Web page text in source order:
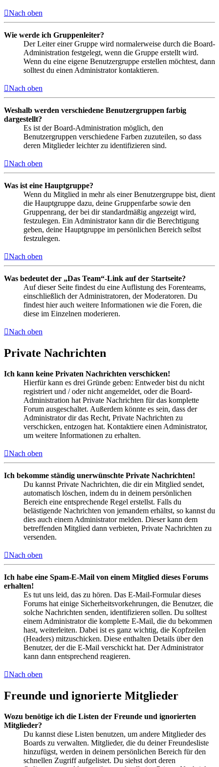
Nach oben
Wie werde ich Gruppenleiter?
Der Leiter einer Gruppe wird normalerweise durch die Board-
Administration festgelegt, wenn die Gruppe erstellt wird.
Wenn du eine eigene Benutzergruppe erstellen möchtest, dann
solltest du einen Administrator kontaktieren.
Nach oben
Weshalb werden verschiedene Benutzergruppen farbig
dargestellt?
Es ist der Board-Administration möglich, den
Benutzergruppen verschiedene Farben zuzuteilen, so dass
deren Mitglieder leichter zu identifizieren sind.
Nach oben
Was ist eine Hauptgruppe?
Wenn du Mitglied in mehr als einer Benutzergruppe bist, dient
die Hauptgruppe dazu, deine Gruppenfarbe sowie den
Gruppenrang, der bei dir standardmäßig angezeigt wird,
festzulegen. Ein Administrator kann dir die Berechtigung
geben, deine Hauptgruppe im persönlichen Bereich selbst
festzulegen.
Nach oben
Was bedeutet der „Das Team“-Link auf der Startseite?
Auf dieser Seite findest du eine Auflistung des Forenteams,
einschließlich der Administratoren, der Moderatoren. Du
findest hier auch weitere Informationen wie die Foren, die
diese im Einzelnen moderieren.
Nach oben
Private Nachrichten
Ich kann keine Privaten Nachrichten verschicken!
Hierfür kann es drei Gründe geben: Entweder bist du nicht
registriert und / oder nicht angemeldet, oder die Board-
Administration hat Private Nachrichten für das komplette
Forum ausgeschaltet. Außerdem könnte es sein, dass der
Administrator dir das Recht, Private Nachrichten zu
verschicken, entzogen hat. Kontaktiere einen Administrator,
um weitere Informationen zu erhalten.
Nach oben
Ich bekomme ständig unerwünschte Private Nachrichten!
Du kannst Private Nachrichten, die dir ein Mitglied sendet,
automatisch löschen, indem du in deinem persönlichen
Bereich eine entsprechende Regel erstellst. Falls du
belästigende Nachrichten von jemandem erhältst, so kannst du
dies auch einem Administrator melden. Dieser kann dem
betreffenden Mitglied dann verbieten, Private Nachrichten zu
versenden.
Nach oben
Ich habe eine Spam-E-Mail von einem Mitglied dieses Forums
erhalten!
Es tut uns leid, das zu hören. Das E-Mail-Formular dieses
Forums hat einige Sicherheitsvorkehrungen, die Benutzer, die
solche Nachrichten senden, identifizieren sollen. Du solltest
einem Administrator die komplette E-Mail, die du bekommen
hast, weiterleiten. Dabei ist es ganz wichtig, die Kopfzeilen
(Headers) mitzuschicken. Diese enthalten Details über den
Benutzer, der die E-Mail verschickt hat. Der Administrator
kann dann entsprechend reagieren.
Nach oben
Freunde und ignorierte Mitglieder
Wozu benötige ich die Listen der Freunde und ignorierten
Mitglieder?
Du kannst diese Listen benutzen, um andere Mitglieder des
Boards zu verwalten. Mitglieder, die du deiner Freundesliste
hinzufügst, werden in deinem persönlichen Bereich für den
schnellen Zugriff aufgelistet. Du siehst dort deren